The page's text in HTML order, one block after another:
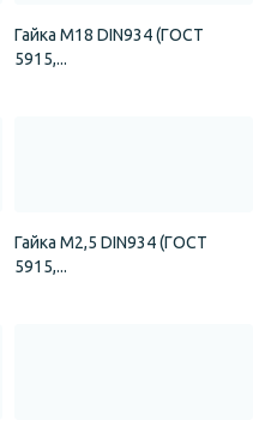
Гайка М18 DIN934 (ГОСТ
5915,...
Гайка М2,5 DIN934 (ГОСТ
5915,...